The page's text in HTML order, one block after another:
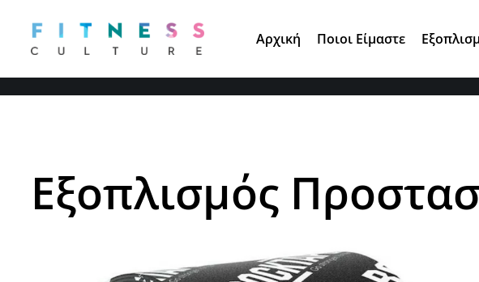
Τηλ. Παραγγελίες: 210 671 3891
Αρχική Ποιοι Είμαστε
Εξοπλισμός